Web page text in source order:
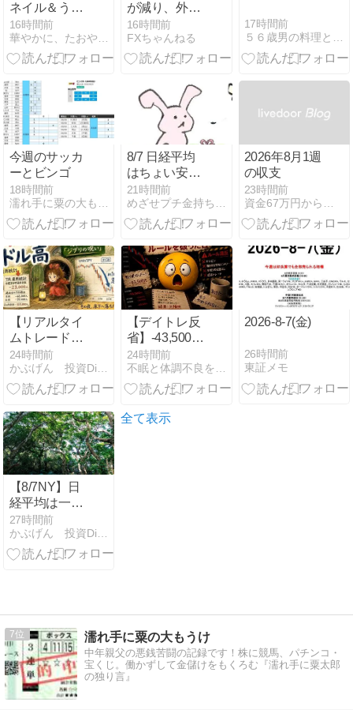
ネイル＆うな
匠（ジェイグ
ループホール
ディングス株
16時間前
が減り、外国
人が増えた街
市ランキング
をご覧下さい
市、4位京都
市、ではトッ
プ3は❓
16時間前
FXちゃんねる
17時間前
今週のサッカ
ーとビンゴ
18時間前
8/7 日経平均
はちょい安い
程度で踏みと
どまったけ
ど・・・
21時間前
2026年8月1週
の収支
23時間前
【リアルタイ
ムトレード記
録】借りぐら
しのドル高
――雇用統計
「ジブリの呪
い」のアノマ
リー
24時間前
【デイトレ反
省】-43,500円
｜損失を取り
戻そうとして
ルールを破っ
後こそ取引を
24時間前
2026-8-7(金)
26時間前
東証メモ
【8/7NY】日
経平均は一時
1000円超安、
TOPIXは続伸
｜ドル円158
27時間前
全て表示
7 濡れ手に粟の大もうけ
中年親父の悪銭苦闘の記録です！株に競馬、パチンコ・
宝くじ。働かずして金儲けをもくろむ『濡れ手に粟太郎
の独り言』